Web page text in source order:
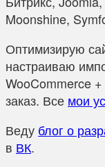
Moonshine,
Оптимизирую
настраиваю
WooCommerce
заказ. Все мои
Веду блог о
в ВК.